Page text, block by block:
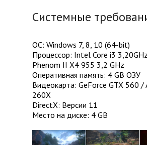
Системные
ОС: Windows 7, 8, 10 (64-bit)
Процессор: Intel Core i3
Phenom II X4 955 3,2 GHz
Оперативная память: 4 GB ОЗУ
Видеокарта: GeForce GTX 560 /
260X
DirectX: Версии 11
Место на диске: 4 GB